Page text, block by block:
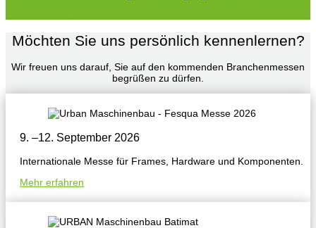
Möchten Sie uns persönlich kennenlernen?
Wir freuen uns darauf, Sie auf den kommenden Branchenmessen
begrüßen zu dürfen.
9. –12. September 2026
Internationale Messe für Frames, Hardware und Komponenten.
Mehr erfahren